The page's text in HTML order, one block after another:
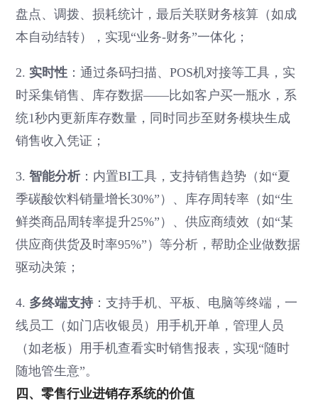
盘点、调拨、损耗统计，最后关联财务核算（如成
本自动结转），实现“业务-财务”一体化；
2. 实时性 ：通过条码扫描、POS机对接等工具，实
时采集销售、库存数据——比如客户买一瓶水，系
统1秒内更新库存数量，同时同步至财务模块生成
销售收入凭证；
3.智能分析：内置BI工具，支持销售趋势（如“夏
季碳酸饮料销量增长30%”）、库存周转率（如“生
鲜类商品周转率提升25%”）、供应商绩效（如“某
供应商供货及时率95%”）等分析，帮助企业做数据
驱动决策；
4. 多终端支持：支持手机、平板、电脑等终端，一
线员工（如门店收银员）用手机开单，管理人员
（如老板）用手机查看实时销售报表，实现“随时
随地管生意”。
四、零售行业进销存系统的价值